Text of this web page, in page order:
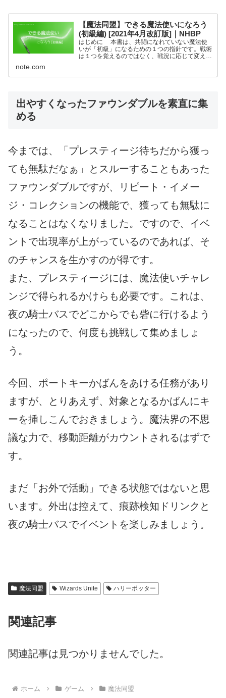
【魔法同盟】できる魔法使いになろう
(初級編) [2021年4月改訂版]｜NHBP
はじめに 本書は、共闘になれていない魔法使
いが「初級」になるための１つの指針です。戦術
は１つを覚えるのではなく、戦況に応じて変えて
文の「呪文」や「呪...
note.com
出やすくなったファウンダブルを素直に集
める
今までは、「プレスティージ待ちだから獲っ
ても無駄だなぁ」とスルーすることもあった
ファウンダブルですが、リピート・イメー
ジ・コレクションの機能で、獲っても無駄に
なることはなくなりました。ですので、イベ
ントで出現率が上がっているのであれば、そ
のチャンスを生かすのが得です。
また、プレスティージには、魔法使いチャレ
ンジで得られるかけらも必要です。これは、
夜の騎士バスでどこからでも砦に行けるよう
になったので、何度も挑戦して集めましょ
う。
今回、ポートキーかばんをあける任務があり
ますが、とりあえず、対象となるかばんにキ
ーを挿しこんでおきましょう。魔法界の不思
議な力で、移動距離がカウントされるはずで
す。
まだ「お外で活動」できる状態ではないと思
います。外出は控えて、痕跡検知ドリンクと
夜の騎士バスでイベントを楽しみましょう。
魔法同盟 Wizards Unite ハリーポッター
関連記事
関連記事は見つかりませんでした。
ホーム ゲーム 魔法同盟